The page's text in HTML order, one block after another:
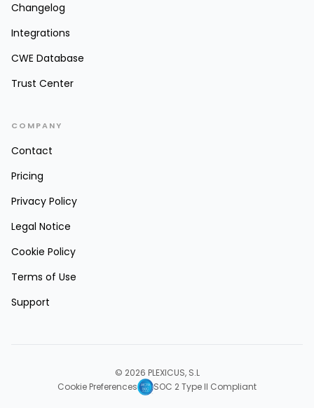
Changelog
Integrations
CWE Database
Trust Center
COMPANY
Contact
Pricing
Privacy Policy
Legal Notice
Cookie Policy
Terms of Use
Support
© 2026 PLEXICUS, S.L
Cookie Preferences
SOC 2 Type II Compliant